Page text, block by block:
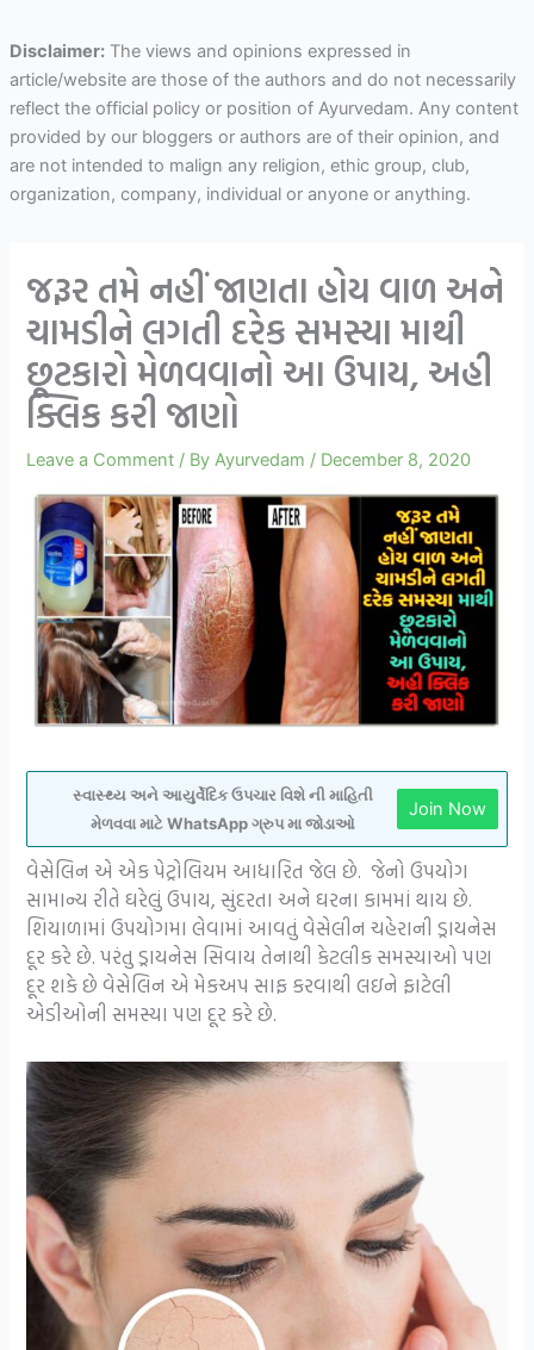
Disclaimer:The views and opinions expressed in
article/website are those of the authors and do not necessarily
reflect the official policy or position of Ayurvedam. Any content
provided by our bloggers or authors are of their opinion, and
are not intended to malign any religion, ethic group, club,
organization, company, individual or anyone or anything.
જરૂર તમે નહીં જાણતા હોય વાળ અને
ચામડીને લગતી દરેક સમસ્યા માથી
છૂટકારો મેળવવાનો આ ઉપાય, અહી
ક્લિક કરી જાણો
Leave a Comment / By Ayurvedam / December 8, 2020
સ્વાસ્થ્ય અને આયુર્વેદિક ઉપચાર વિશે ની માહિતી
મેળવવા માટે WhatsApp ગ્રુપ મા જોડાઓ
Join Now
વેસેલિન એ એક પેટ્રોલિયમ આધારિત જેલ છે. જેનો ઉપયોગ
સામાન્ય રીતે ઘરેલું ઉપાય, સુંદરતા અને ઘરના કામમાં થાય છે.
શિયાળામાં ઉપયોગમા લેવામાં આવતું વેસેલીન ચહેરાની ડ્રાયનેસ
દૂર કરે છે. પરંતુ ડ્રાયનેસ સિવાય તેનાથી કેટલીક સમસ્યાઓ પણ
દૂર શકે છે વેસેલિન એ મેકઅપ સાફ કરવાથી લઇને ફાટેલી
એડીઓની સમસ્યા પણ દૂર કરે છે.